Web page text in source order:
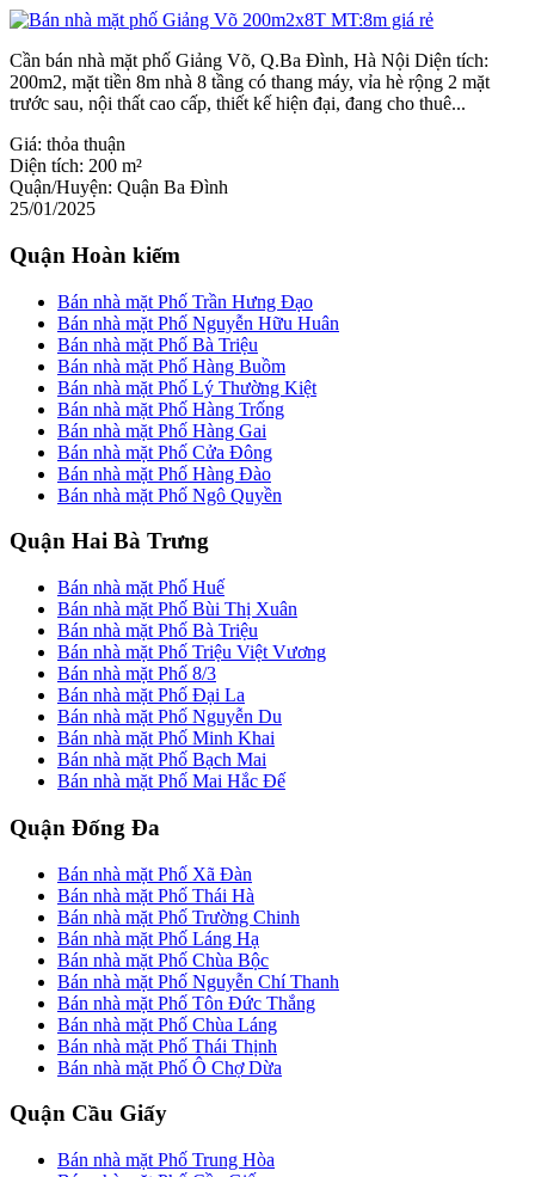
Cần bán nhà mặt phố Giảng Võ, Q.Ba Đình, Hà Nội Diện tích:
200m2, mặt tiền 8m nhà 8 tầng có thang máy, vỉa hè rộng 2 mặt
trước sau, nội thất cao cấp, thiết kế hiện đại, đang cho thuê...
Giá: thỏa thuận
Diện tích: 200 m²
Quận/Huyện: Quận Ba Đình
25/01/2025
Quận Hoàn kiếm
Bán nhà mặt Phố Trần Hưng Đạo
Bán nhà mặt Phố Nguyễn Hữu Huân
Bán nhà mặt Phố Bà Triệu
Bán nhà mặt Phố Hàng Buồm
Bán nhà mặt Phố Lý Thường Kiệt
Bán nhà mặt Phố Hàng Trống
Bán nhà mặt Phố Hàng Gai
Bán nhà mặt Phố Cửa Đông
Bán nhà mặt Phố Hàng Đào
Bán nhà mặt Phố Ngô Quyền
Quận Hai Bà Trưng
Bán nhà mặt Phố Huế
Bán nhà mặt Phố Bùi Thị Xuân
Bán nhà mặt Phố Bà Triệu
Bán nhà mặt Phố Triệu Việt Vương
Bán nhà mặt Phố 8/3
Bán nhà mặt Phố Đại La
Bán nhà mặt Phố Nguyễn Du
Bán nhà mặt Phố Minh Khai
Bán nhà mặt Phố Bạch Mai
Bán nhà mặt Phố Mai Hắc Đế
Quận Đống Đa
Bán nhà mặt Phố Xã Đàn
Bán nhà mặt Phố Thái Hà
Bán nhà mặt Phố Trường Chinh
Bán nhà mặt Phố Láng Hạ
Bán nhà mặt Phố Chùa Bộc
Bán nhà mặt Phố Nguyễn Chí Thanh
Bán nhà mặt Phố Tôn Đức Thắng
Bán nhà mặt Phố Chùa Láng
Bán nhà mặt Phố Thái Thịnh
Bán nhà mặt Phố Ô Chợ Dừa
Quận Cầu Giấy
Bán nhà mặt Phố Trung Hòa